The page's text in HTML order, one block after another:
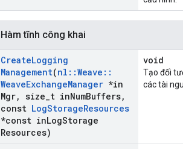
Hàm tĩnh công khai
CreateLogging
Management(nl ::Weave ::
WeaveExchangeManager *in
Mgr, size t inNumBuffers,
const LogStorageResources
*const inLogStorage
Resources)
void
Tạo đối
các tài